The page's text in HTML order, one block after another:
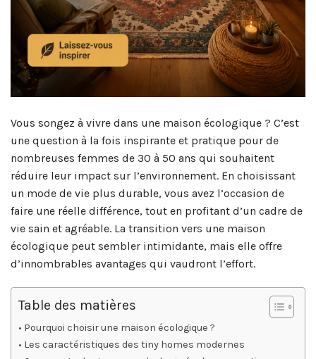
Vous songez à vivre dans une maison écologique ? C’est
une question à la fois inspirante et pratique pour de
nombreuses femmes de 30 à 50 ans qui souhaitent
réduire leur impact sur l’environnement. En choisissant
un mode de vie plus durable, vous avez l’occasion de
faire une réelle différence, tout en profitant d’un cadre de
vie sain et agréable. La transition vers une maison
écologique peut sembler intimidante, mais elle offre
d’innombrables avantages qui vaudront l’effort.
Table des matières
Pourquoi choisir une maison écologique ?
Les caractéristiques des tiny homes modernes